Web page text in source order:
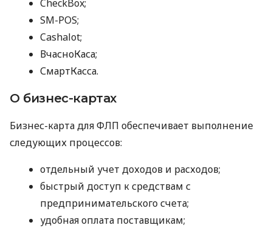
CheckBox;
SM-POS;
Cashalot;
ВчасноКаса;
СмартКасса.
О бизнес-картах
Бизнес-карта для ФЛП обеспечивает выполнение
следующих процессов:
отдельный учет доходов и расходов;
быстрый доступ к средствам с
предпринимательского счета;
удобная оплата поставщикам;